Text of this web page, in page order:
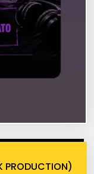
PRODUCTION)